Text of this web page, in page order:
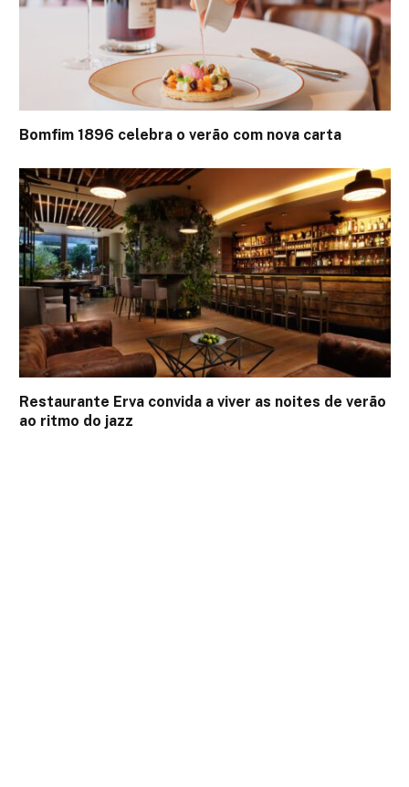
Bomfim 1896 celebra o verão com nova carta
Restaurante Erva convida a viver as noites de verão
ao ritmo do jazz